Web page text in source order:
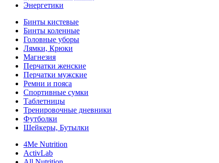
Энергетики
Бинты кистевые
Бинты коленные
Головные уборы
Лямки, Крюки
Магнезия
Перчатки женские
Перчатки мужские
Ремни и пояса
Спортивные сумки
Таблетницы
Тренировочные дневники
Футболки
Шейкеры, Бутылки
4Me Nutrition
ActivLab